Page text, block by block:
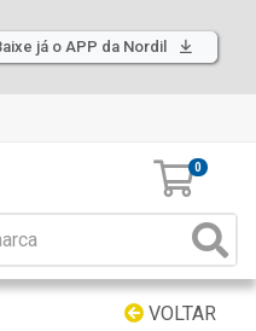
já o APP da Nordil
0
VOLTAR